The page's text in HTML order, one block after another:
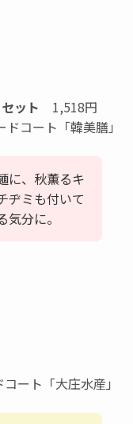
ット 1,518円
コート「韓美膳」
に、秋薫るキ
ヂミも付いて
分に。
ート「大庄水産」